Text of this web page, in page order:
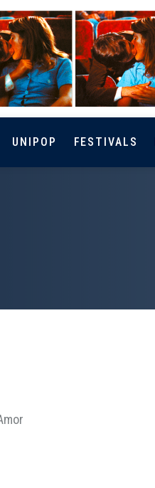
UNIPOP FESTIVALS